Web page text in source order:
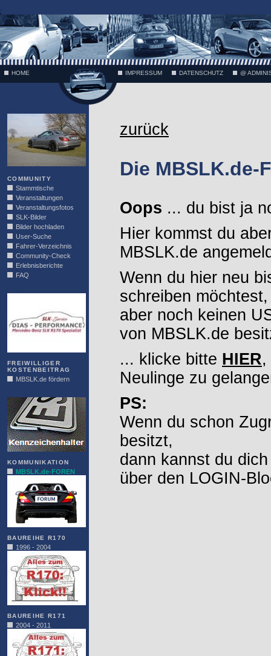
;
HOME IMPRESSUM DATENSCHUTZ @
COMMUNITY
Stammtische
Veranstaltungen
Veranstaltungsfotos
SLK-Bilder
Bilder hochladen
User-Suche
Fahrer-Verzeichnis
Community-Check
Erlebnisberichte
FAQ
FREIWILLIGER
KOSTENBEITRAG
MBSLK.de fördern
KOMMUNIKATION
MBSLK.de-FOREN
BAUREIHE R170
1996 - 2004
BAUREIHE R171
2004 - 2011
zurück
Die MBSLK.de-
Oops ... du bist ja
Hier kommst du
MBSLK.de
Wenn du hier neu
schreiben möchtest,
aber noch keinen
von MBSLK.de
... klicke bitte HIER,
Neulinge zu
PS:
Wenn du schon
besitzt,
dann kannst du
über den LOGIN-